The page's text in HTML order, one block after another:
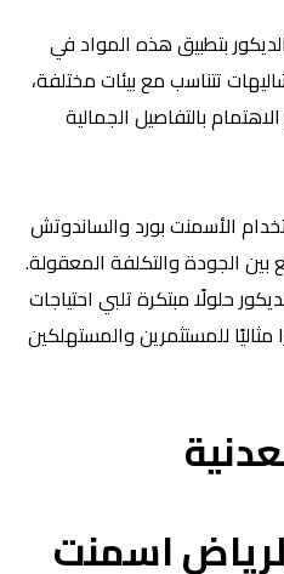
بتطبيق هذه المواد في
تتناسب مع بيئات مختلفة،
بالتفاصيل الجمالية
الأسمنت بورد والساندوتش
بين الجودة والتكلفة المعقولة.
حلولًا مبتكرة تلبي احتياجات
للمستثمرين والمستهلكين
اسمنت